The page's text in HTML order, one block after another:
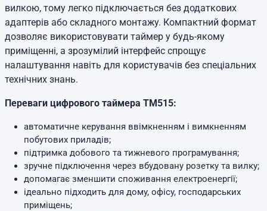
вилкою, тому легко підключається без додаткових
адаптерів або складного монтажу. Компактний формат
дозволяє використовувати таймер у будь-якому
приміщенні, а зрозумілий інтерфейс спрощує
налаштування навіть для користувачів без спеціальних
технічних знань.
Переваги цифрового таймера TM515:
автоматичне керування ввімкненням і вимкненням
побутових приладів;
підтримка добового та тижневого програмування;
зручне підключення через вбудовану розетку та вилку;
допомагає зменшити споживання електроенергії;
ідеально підходить для дому, офісу, господарських
приміщень;